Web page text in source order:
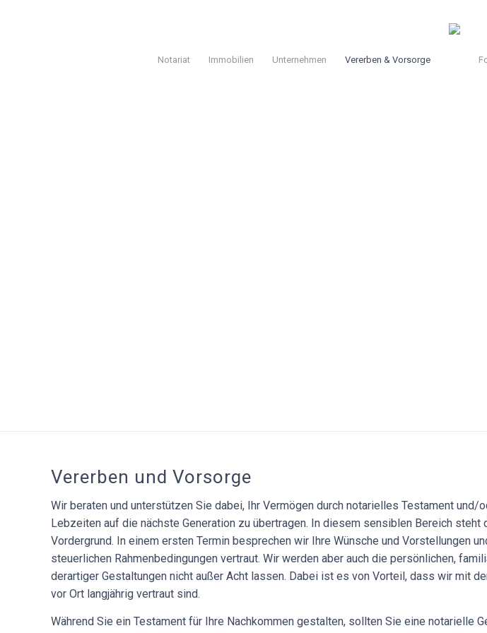
Notariat Immobilien Unternehmen Vererben & Vorsorge
Vererben und Vorsorge
Wir beraten und unterstützen Sie dabei, Ihr Vermögen durch notarielles Testament und/
Lebzeiten auf die nächste Generation zu übertragen. In diesem sensiblen Bereich steht
Vordergrund. In einem ersten Termin besprechen wir Ihre Wünsche und Vorstellungen
steuerlichen Rahmenbedingungen vertraut. Wir werden aber auch die persönlichen,
derartiger Gestaltungen nicht außer Acht lassen. Dabei ist es von Vorteil, dass wir mit
vor Ort langjährig vertraut sind.
Während Sie ein Testament für Ihre Nachkommen gestalten, sollten Sie eine notarielle